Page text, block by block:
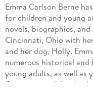
Emma Carlson Berne
for children and young
novels, biographies,
Cincinnati, Ohio with
and her dog, Holly.
numerous historical
young adults, as well as
Cincinnati with her